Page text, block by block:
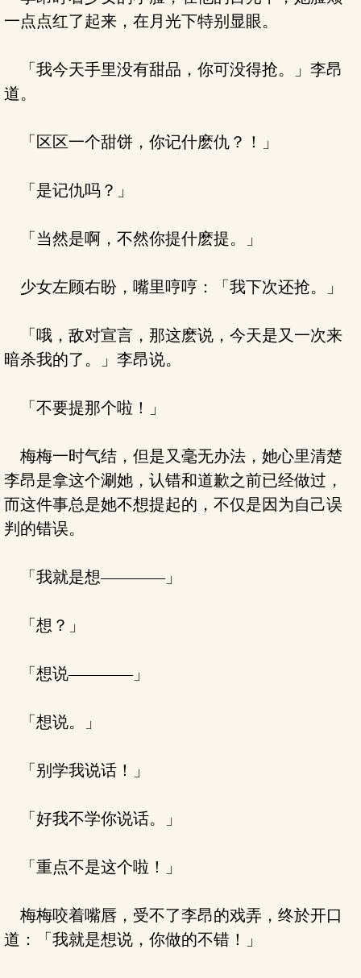
一点点红了起来，在月光下特别显眼。
「我今天手里没有甜品，你可没得抢。」李昂
道。
「区区一个甜饼，你记什麽仇？！」
「是记仇吗？」
「当然是啊，不然你提什麽提。」
少女左顾右盼，嘴里哼哼：「我下次还抢。」
「哦，敌对宣言，那这麽说，今天是又一次来
暗杀我的了。」李昂说。
「不要提那个啦！」
梅梅一时气结，但是又毫无办法，她心里清楚
李昂是拿这个涮她，认错和道歉之前已经做过，
而这件事总是她不想提起的，不仅是因为自己误
判的错误。
「我就是想————」
「想？」
「想说————」
「想说。」
「别学我说话！」
「好我不学你说话。」
「重点不是这个啦！」
梅梅咬着嘴唇，受不了李昂的戏弄，终於开口
道：「我就是想说，你做的不错！」